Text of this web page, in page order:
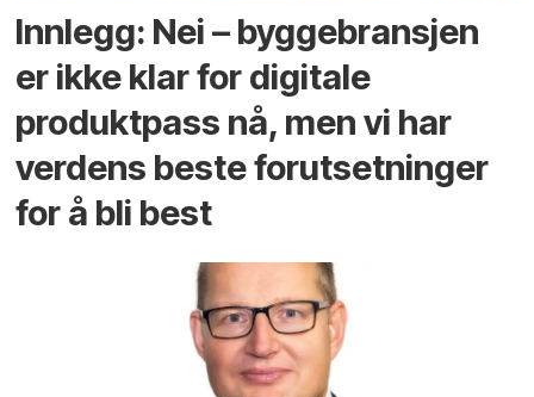
Innlegg: Nei – byggebransjen
er ikke klar for digitale
produktpass nå, men vi har
verdens beste forutsetninger
for å bli best